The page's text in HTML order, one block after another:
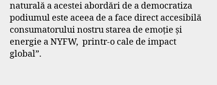
naturală a acestei abordări de a democratiza
podiumul este aceea de a face direct accesibilă
consumatorului nostru starea de emoție și
energie a NYFW, printr-o cale de impact
global”.